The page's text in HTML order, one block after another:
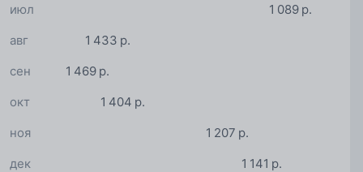
1 089 р.
июл
1 433 р.
авг
1 469 р.
сен
1 404 р.
окт
1 207 р.
ноя
1 141 р.
дек